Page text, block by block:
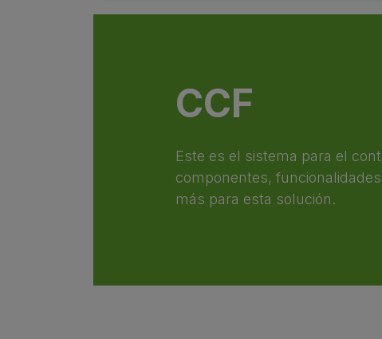
CCF
Este es el sistema para el
componentes,
más para esta solución.